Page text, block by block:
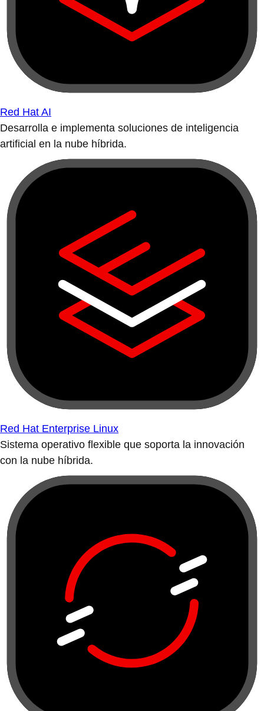
Red Hat AI
Desarrolla e implementa soluciones de inteligencia
artificial en la nube híbrida.
Red Hat Enterprise Linux
Sistema operativo flexible que soporta la innovación
con la nube híbrida.